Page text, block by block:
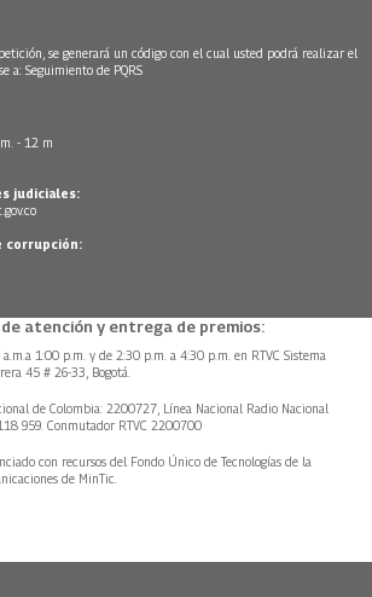
se generará un código con el cual usted podrá realizar el
a: Seguimiento de PQRS
- 12 m
judiciales:
corrupción:
atención y entrega de premios:
1:00 p.m. y de 2:30 p.m. a 4:30 p.m. en RTVC Sistema
45 # 26-33, Bogotá.
de Colombia: 2200727, Línea Nacional Radio Nacional
959. Conmutador RTVC 2200700
con recursos del Fondo Único de Tecnologías de la
de MinTic.